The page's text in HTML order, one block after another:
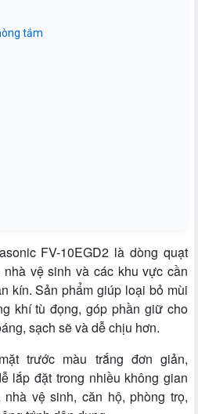
tắm
FV-10EGD2 là dòng quạt
vệ sinh và các khu vực cần
kín. Sản phẩm giúp loại bỏ mùi
khí tù đọng, góp phần giữ cho
sạch sẽ và dễ chịu hơn.
trước màu trắng đơn giản,
lắp đặt trong nhiều không gian
vệ sinh, căn hộ, phòng trọ,